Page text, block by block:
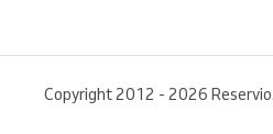
Copyright 2012 - 2026